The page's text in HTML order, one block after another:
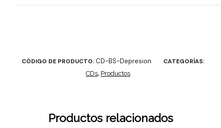
CÓDIGO DE PRODUCTO:CD-BS-Depresion CATEGORÍAS:
CDs, Productos
Productos relacionados